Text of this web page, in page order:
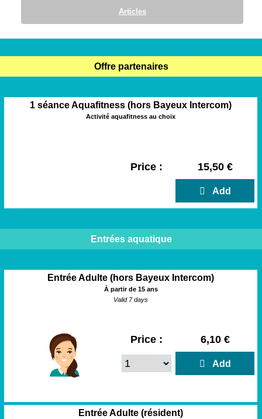
Articles
Offre partenaires
1 séance Aquafitness (hors Bayeux Intercom)
Activité aquafitness au choix
Price : 15,50 €
Add
Entrées aquatique
Entrée Adulte (hors Bayeux Intercom)
À partir de 15 ans
Valid 7 days
Price : 6,10 €
Add
Entrée Adulte (résident)